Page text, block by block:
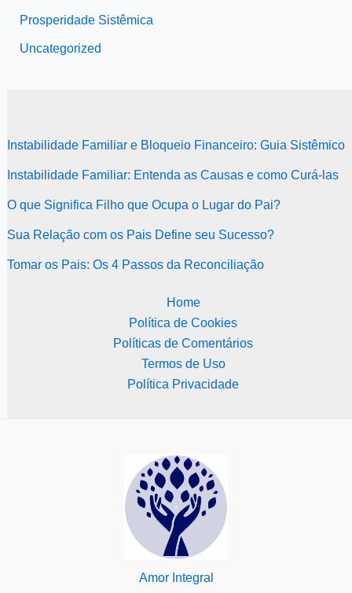
Prosperidade Sistêmica
Uncategorized
Instabilidade Familiar e Bloqueio Financeiro: Guia Sistêmico
Instabilidade Familiar: Entenda as Causas e como Curá-las
O que Significa Filho que Ocupa o Lugar do Pai?
Sua Relação com os Pais Define seu Sucesso?
Tomar os Pais: Os 4 Passos da Reconciliação
Home
Política de Cookies
Políticas de Comentários
Termos de Uso
Política Privacidade
Amor Integral